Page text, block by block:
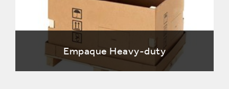
Empaque Heavy-duty